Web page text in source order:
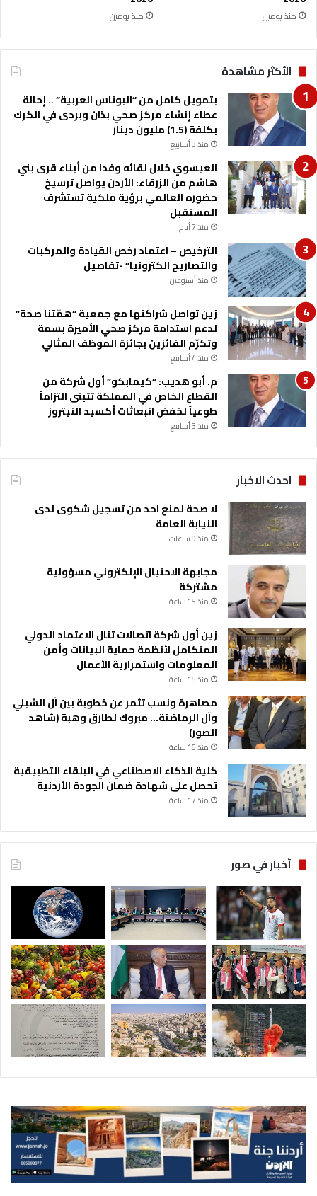
منذ يومين منذ يومين
الأكثر مشاهدة
بتمويل كامل من “البوتاس العربية” .. إحالة
عطاء إنشاء مركز صحي بذان وبردى في الكرك
بكلفة (1.5) مليون دينار
منذ 3 أسابيع
العيسوي خلال لقائه وفدا من أبناء قرى بني
هاشم من الزرقاء: الأردن يواصل ترسيخ
حضوره العالمي برؤية ملكية تستشرف
المستقبل
منذ 7 أيام
الترخيص – اعتماد رخص القيادة والمركبات
والتصاريح الكترونيا” -تفاصيل
منذ أسبوعين
زين تواصل شراكتها مع جمعية “همّتنا صحة”
لدعم استدامة مركز صحي الأميرة بسمة
وتكرّم الفائزين بجائزة الموظف المثالي
منذ 4 أسابيع
م. أبو هديب: “كيمابكو” أول شركة من
القطاع الخاص في المملكة تتبنى التزاماً
طوعياً لخفض انبعاثات أكسيد النيتروز
منذ 3 أسابيع
احدث الاخبار
لا صحة لمنع احد من تسجيل شكوى لدى
النيابة العامة
منذ 9 ساعات
مجابهة الاحتيال الإلكتروني مسؤولية
مشتركة
منذ 15 ساعة
زين أول شركة اتصالات تنال الاعتماد الدولي
المتكامل لأنظمة حماية البيانات وأمن
المعلومات واستمرارية الأعمال
منذ 15 ساعة
مصاهرة ونسب تثمر عن خطوبة بين آل الشبلي
وآل الرماضنة… مبروك لطارق وهبة (شاهد
الصور)
منذ 15 ساعة
كلية الذكاء الاصطناعي في البلقاء التطبيقية
تحصل على شهادة ضمان الجودة الأردنية
منذ 17 ساعة
أخبار في صور